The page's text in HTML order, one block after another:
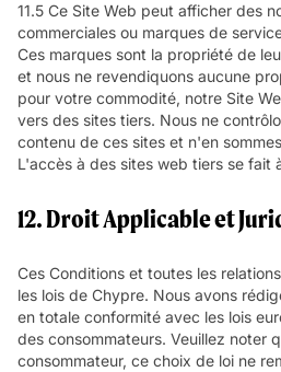
11.5 Ce Site Web peut afficher des
commerciales ou marques de
Ces marques sont la propriété de
et nous ne revendiquons aucune
pour votre commodité, notre Site
vers des sites tiers. Nous ne
contenu de ces sites et n'en
L'accès à des sites web tiers se fait
12. Droit Applicable et
Ces Conditions et toutes les
les lois de Chypre. Nous avons
en totale conformité avec les lois
des consommateurs. Veuillez noter
consommateur, ce choix de loi ne